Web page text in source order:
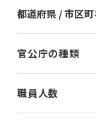
都道府県 / 市区
官公庁の種類
職員人数